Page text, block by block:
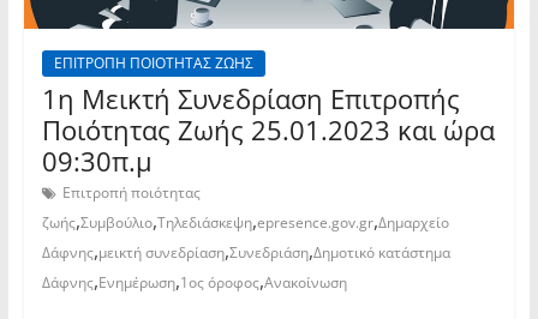
ΕΠΙΤΡΟΠΗ ΠΟΙΟΤΗΤΑΣ ΖΩΗΣ
1η Μεικτή Συνεδρίαση Επιτροπής
Ποιότητας Ζωής 25.01.2023 και ώρα
09:30π.μ
Επιτροπή ποιότητας
ζωής,Συμβούλιο,Τηλεδιάσκεψη,epresence.gov.gr,Δημαρχείο
Δάφνης,μεικτή συνεδρίαση,Συνεδριάση,Δημοτικό κατάστημα
Δάφνης,Ενημέρωση,1ος όροφος,Ανακοίνωση